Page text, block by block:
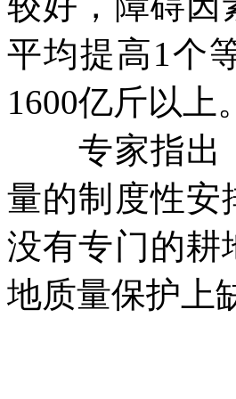
平均提高1个
1600亿斤以上。
专家指出，
量的制度性安
没有专门的耕
地质量保护上